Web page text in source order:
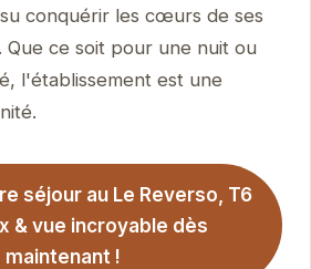
conquérir les cœurs de ses
Que ce soit pour une nuit ou
l'établissement est une
séjour au Le Reverso, T6
& vue incroyable dès
maintenant !